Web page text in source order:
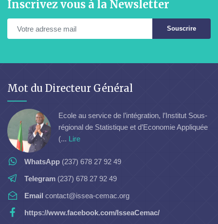
Inscrivez vous à la Newsletter
Souscrire
Mot du Directeur Général
Ecole au service de l’intégration, l’Institut Sous-
régional de Statistique et d’Economie Appliquée
(... Lire
WhatsApp (237) 678 27 92 49
Telegram (237) 678 27 92 49
Email contact@issea-cemac.org
https://www.facebook.com/IsseaCemac/